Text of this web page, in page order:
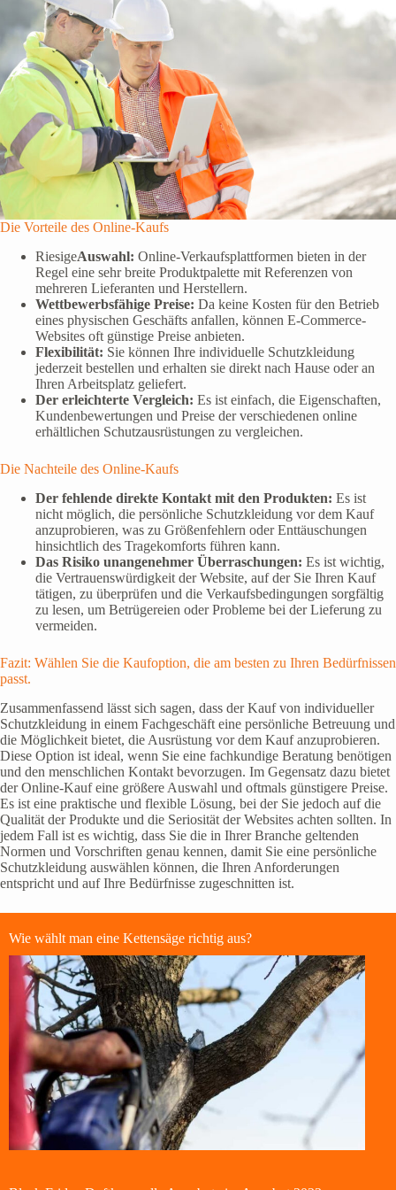
Die Vorteile des Online-Kaufs
RiesigeAuswahl: Online-Verkaufsplattformen bieten in der
Regel eine sehr breite Produktpalette mit Referenzen von
mehreren Lieferanten und Herstellern.
Wettbewerbsfähige Preise: Da keine Kosten für den Betrieb
eines physischen Geschäfts anfallen, können E-Commerce-
Websites oft günstige Preise anbieten.
Flexibilität: Sie können Ihre individuelle Schutzkleidung
jederzeit bestellen und erhalten sie direkt nach Hause oder an
Ihren Arbeitsplatz geliefert.
Der erleichterte Vergleich: Es ist einfach, die Eigenschaften,
Kundenbewertungen und Preise der verschiedenen online
erhältlichen Schutzausrüstungen zu vergleichen.
Die Nachteile des Online-Kaufs
Der fehlende direkte Kontakt mit den Produkten: Es ist
nicht möglich, die persönliche Schutzkleidung vor dem Kauf
anzuprobieren, was zu Größenfehlern oder Enttäuschungen
hinsichtlich des Tragekomforts führen kann.
Das Risiko unangenehmer Überraschungen: Es ist wichtig,
die Vertrauenswürdigkeit der Website, auf der Sie Ihren Kauf
tätigen, zu überprüfen und die Verkaufsbedingungen sorgfältig
zu lesen, um Betrügereien oder Probleme bei der Lieferung zu
vermeiden.
Fazit: Wählen Sie die Kaufoption, die am besten zu Ihren Bedürfnissen
passt.
Zusammenfassend lässt sich sagen, dass der Kauf von individueller
Schutzkleidung in einem Fachgeschäft eine persönliche Betreuung und
die Möglichkeit bietet, die Ausrüstung vor dem Kauf anzuprobieren.
Diese Option ist ideal, wenn Sie eine fachkundige Beratung benötigen
und den menschlichen Kontakt bevorzugen. Im Gegensatz dazu bietet
der Online-Kauf eine größere Auswahl und oftmals günstigere Preise.
Es ist eine praktische und flexible Lösung, bei der Sie jedoch auf die
Qualität der Produkte und die Seriosität der Websites achten sollten. In
jedem Fall ist es wichtig, dass Sie die in Ihrer Branche geltenden
Normen und Vorschriften genau kennen, damit Sie eine persönliche
Schutzkleidung auswählen können, die Ihren Anforderungen
entspricht und auf Ihre Bedürfnisse zugeschnitten ist.
Wie wählt man eine Kettensäge richtig aus?